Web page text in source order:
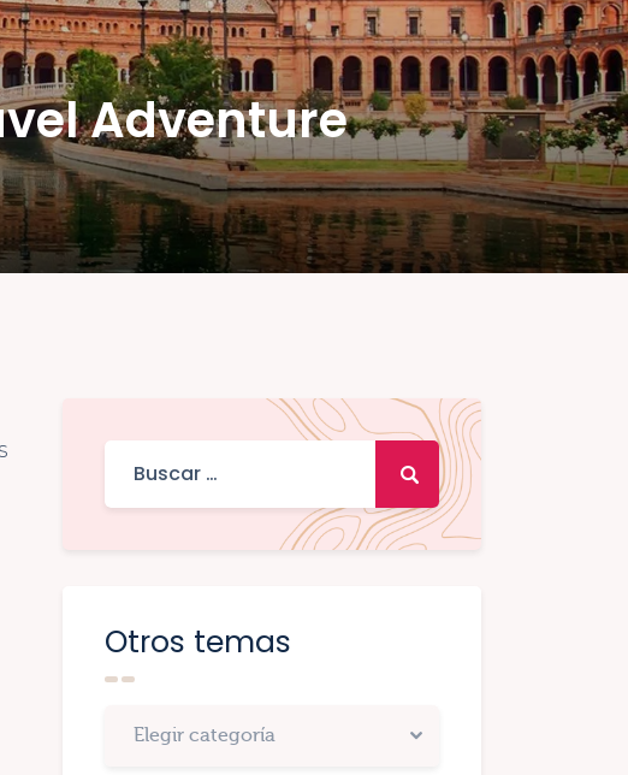
Adventure
Otros temas